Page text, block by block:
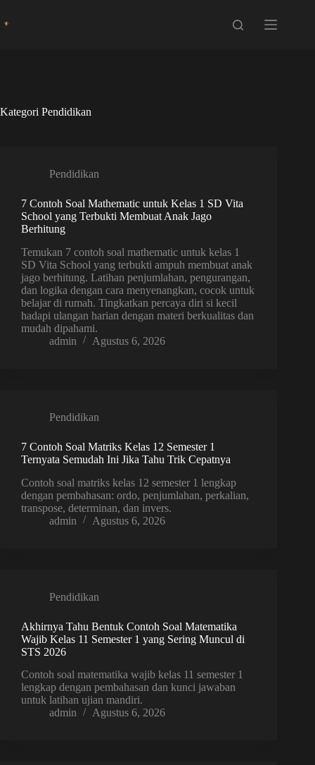
Kategori Pendidikan
Pendidikan
7 Contoh Soal Mathematic untuk Kelas 1 SD Vita
School yang Terbukti Membuat Anak Jago
Berhitung
Temukan 7 contoh soal mathematic untuk kelas 1
SD Vita School yang terbukti ampuh membuat anak
jago berhitung. Latihan penjumlahan, pengurangan,
dan logika dengan cara menyenangkan, cocok untuk
belajar di rumah. Tingkatkan percaya diri si kecil
hadapi ulangan harian dengan materi berkualitas dan
mudah dipahami.
admin
Agustus 6, 2026
Pendidikan
7 Contoh Soal Matriks Kelas 12 Semester 1
Ternyata Semudah Ini Jika Tahu Trik Cepatnya
Contoh soal matriks kelas 12 semester 1 lengkap
dengan pembahasan: ordo, penjumlahan, perkalian,
transpose, determinan, dan invers.
admin
Agustus 6, 2026
Pendidikan
Akhirnya Tahu Bentuk Contoh Soal Matematika
Wajib Kelas 11 Semester 1 yang Sering Muncul di
STS 2026
Contoh soal matematika wajib kelas 11 semester 1
lengkap dengan pembahasan dan kunci jawaban
untuk latihan ujian mandiri.
admin
Agustus 6, 2026